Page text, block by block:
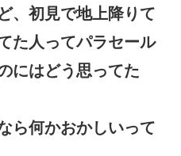
、初見で地上降りて
た人ってパラセール
にはどう思ってた
ら何かおかしいって